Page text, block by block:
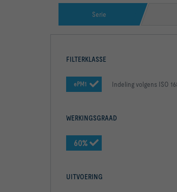
Serie
FILTERKLASSE
ePM1 Indeling volgens ISO
WERKINGSGRAAD
60%
UITVOERING